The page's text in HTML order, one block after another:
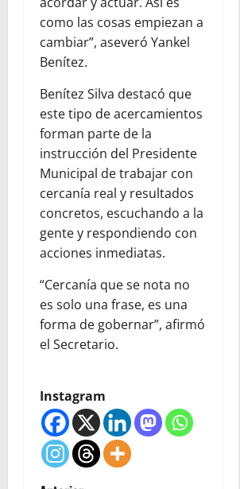
como las cosas empiezan a
cambiar”, aseveró Yankel
Benítez.
Benítez Silva destacó que
este tipo de acercamientos
forman parte de la
instrucción del Presidente
Municipal de trabajar con
cercanía real y resultados
concretos, escuchando a la
gente y respondiendo con
acciones inmediatas.
“Cercanía que se nota no
es solo una frase, es una
forma de gobernar”, afirmó
el Secretario.
Instagram